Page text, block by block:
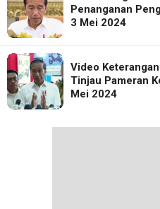
Penanganan
3 Mei 2024
Video
Tinjau Pameran
Mei 2024